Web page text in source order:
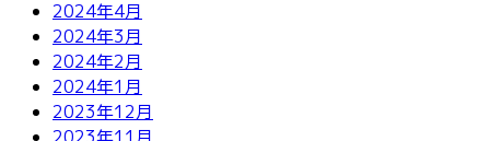
2024年4月
2024年3月
2024年2月
2024年1月
2023年12月